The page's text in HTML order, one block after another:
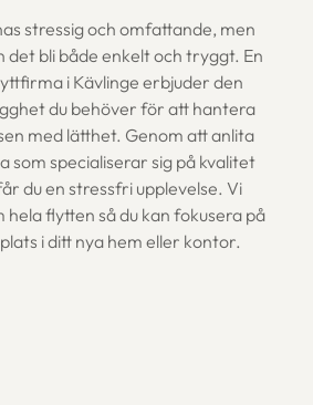
stressig och omfattande, men
det bli både enkelt och tryggt. En
i Kävlinge erbjuder den
du behöver för att hantera
med lätthet. Genom att anlita
som specialiserar sig på kvalitet
du en stressfri upplevelse. Vi
hela flytten så du kan fokusera på
i ditt nya hem eller kontor.